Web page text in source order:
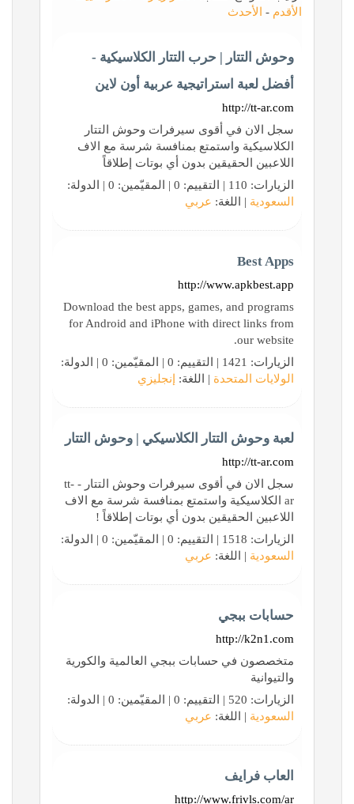
الأقدم - الأحدث
وحوش التتار | حرب التتار الكلاسيكية -
أفضل لعبة استراتيجية عربية أون لاين
http://tt-ar.com
سجل الان في أقوى سيرفرات وحوش التتار
الكلاسيكية واستمتع بمنافسة شرسة مع الاف
اللاعبين الحقيقين بدون أي بوتات إطلاقاً
الزيارات: 110 | التقييم: 0 | المقيّمين: 0 | الدولة:
السعودية | اللغة: عربي
Best Apps
http://www.apkbest.app
Download the best apps, games, and programs
for Android and iPhone with direct links from
our website.
الزيارات: 1421 | التقييم: 0 | المقيّمين: 0 | الدولة:
الولايات المتحدة | اللغة: إنجليزي
لعبة وحوش التتار الكلاسيكي | وحوش التتار
http://tt-ar.com
سجل الان في أقوى سيرفرات وحوش التتار - tt-
ar الكلاسيكية واستمتع بمنافسة شرسة مع الاف
اللاعبين الحقيقين بدون أي بوتات إطلاقاً !
الزيارات: 1518 | التقييم: 0 | المقيّمين: 0 | الدولة:
السعودية | اللغة: عربي
حسابات ببجي
http://k2n1.com
متخصصون في حسابات ببجي العالمية والكورية
والتيوانية
الزيارات: 520 | التقييم: 0 | المقيّمين: 0 | الدولة:
السعودية | اللغة: عربي
العاب فرايف
http://www.frivls.com/ar